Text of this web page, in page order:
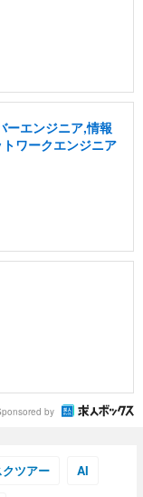
ーエンジニア,情報
ワークエンジニア
by
ツアー AI